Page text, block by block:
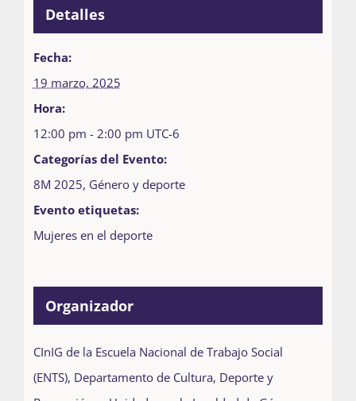
Detalles
Fecha:
19 marzo, 2025
Hora:
12:00 pm - 2:00 pm UTC-6
Categorías del Evento:
8M 2025, Género y deporte
Evento etiquetas:
Mujeres en el deporte
Organizador
CInIG de la Escuela Nacional de Trabajo Social
(ENTS), Departamento de Cultura, Deporte y